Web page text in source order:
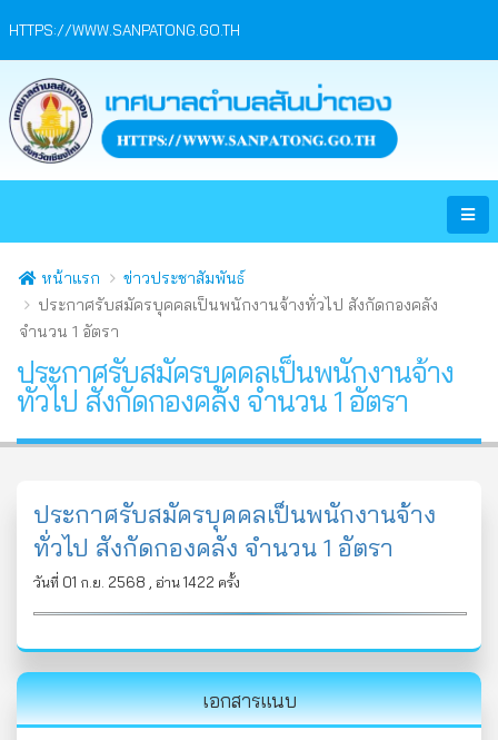
HTTPS://WWW.SANPATONG.GO.TH
หน้าแรก
ข่าวประชาสัมพันธ์
ประกาศรับสมัครบุคคลเป็นพนักงานจ้างทั่วไป สังกัดกองคลัง
จำนวน 1 อัตรา
ประกาศรับสมัครบุคคลเป็นพนักงานจ้าง
ทั่วไป สังกัดกองคลัง จำนวน 1 อัตรา
ประกาศรับสมัครบุคคลเป็นพนักงานจ้าง
ทั่วไป สังกัดกองคลัง จำนวน 1 อัตรา
วันที่ 01 ก.ย. 2568 , อ่าน 1422 ครั้ง
เอกสารแนบ